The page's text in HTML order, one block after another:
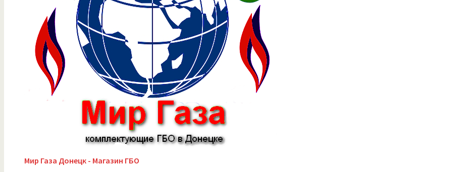
Мир Газа Донецк - Магазин ГБО